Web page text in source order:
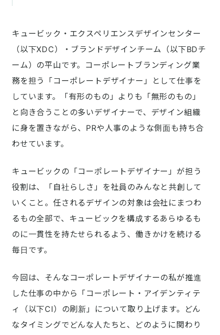
キュービック・エクスペリエンスデザインセンター
（以下XDC）・ブランドデザインチーム（以下BDチ
ーム）の平山です。コーポレートブランディング業
務を担う「コーポレートデザイナー」として仕事を
しています。「有形のもの」よりも「無形のもの」
と向き合うことの多いデザイナーで、デザイン組織
に身を置きながら、PRや人事のような側面も持ち合
わせています。
キュービックの「コーポレートデザイナー」が担う
役割は、「自社らしさ」を社員のみんなと共創して
いくこと。任されるデザインの対象は会社にまつわ
るもの全部で、キュービックを構成するあらゆるも
のに一貫性を持たせられるよう、働きかけを続ける
毎日です。
今回は、そんなコーポレートデザイナーの私が推進
した仕事の中から「コーポレート・アイデンティテ
ィ（以下CI）の刷新」について取り上げます。どん
なタイミングでどんな人たちと、どのように関わり